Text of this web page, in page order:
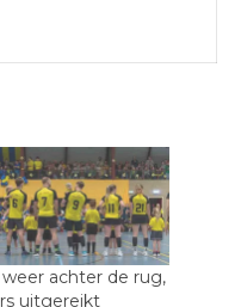
weer achter de rug,
uitgereikt